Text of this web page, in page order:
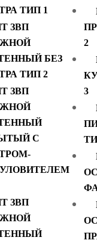
ТИП 1
ЗВП
БЕЗ
ТИП 2
ЗВП
С
ЗВП
2
3